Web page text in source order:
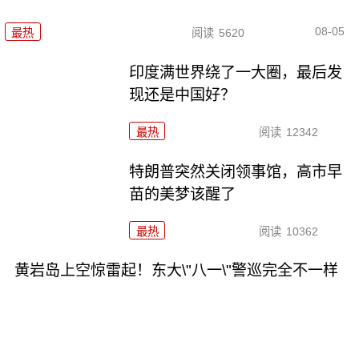
最热 阅读 5620 08-05
印度满世界绕了一大圈，最后发
现还是中国好？
最热 阅读 12342
特朗普突然关闭领事馆，高市早
苗的美梦该醒了
最热 阅读 10362
黄岩岛上空惊雷起！东大\"八一\"警巡完全不一样